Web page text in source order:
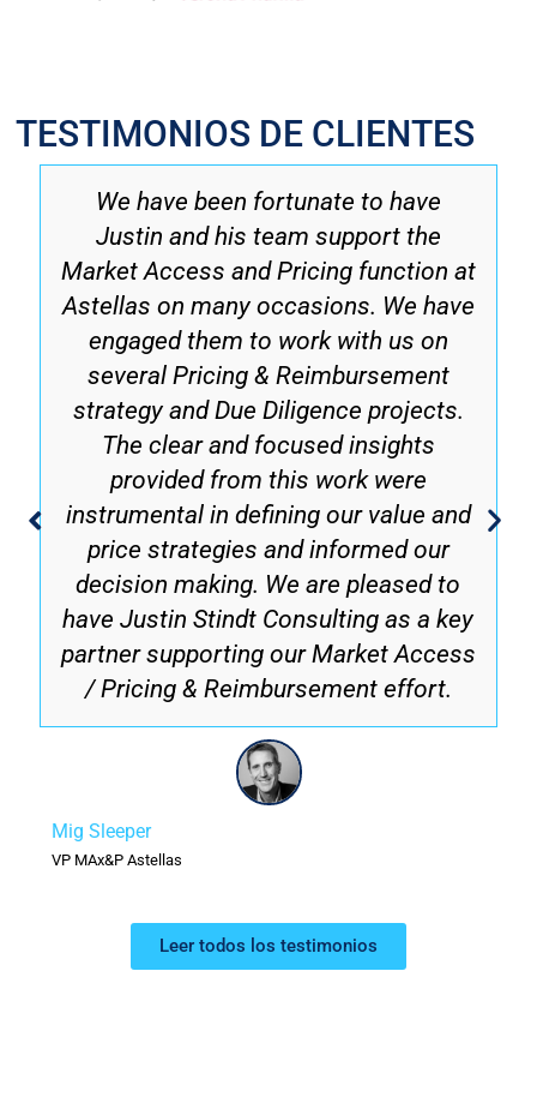
TESTIMONIOS DE CLIENTES
We have been fortunate to have
Justin and his team support the
Market Access and Pricing function at
Astellas on many occasions. We have
engaged them to work with us on
several Pricing & Reimbursement
strategy and Due Diligence projects.
The clear and focused insights
provided from this work were
instrumental in defining our value and
price strategies and informed our
decision making. We are pleased to
have Justin Stindt Consulting as a key
partner supporting our Market Access
/ Pricing & Reimbursement effort.
Mig Sleeper
VP MAx&P Astellas
Leer todos los testimonios